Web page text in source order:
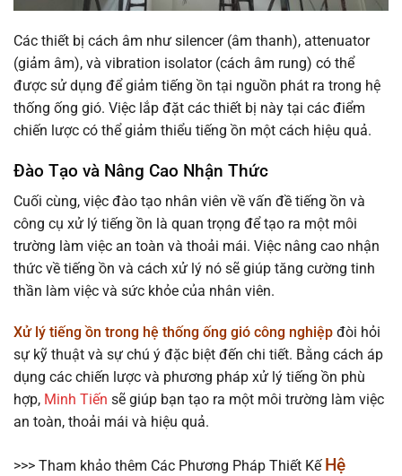
Các thiết bị cách âm như silencer (âm thanh), attenuator
(giảm âm), và vibration isolator (cách âm rung) có thể
được sử dụng để giảm tiếng ồn tại nguồn phát ra trong hệ
thống ống gió. Việc lắp đặt các thiết bị này tại các điểm
chiến lược có thể giảm thiểu tiếng ồn một cách hiệu quả.
Đào Tạo và Nâng Cao Nhận Thức
Cuối cùng, việc đào tạo nhân viên về vấn đề tiếng ồn và
công cụ xử lý tiếng ồn là quan trọng để tạo ra một môi
trường làm việc an toàn và thoải mái. Việc nâng cao nhận
thức về tiếng ồn và cách xử lý nó sẽ giúp tăng cường tinh
thần làm việc và sức khỏe của nhân viên.
Xử lý tiếng ồn trong hệ thống ống gió công nghiệp đòi hỏi
sự kỹ thuật và sự chú ý đặc biệt đến chi tiết. Bằng cách áp
dụng các chiến lược và phương pháp xử lý tiếng ồn phù
hợp, Minh Tiến sẽ giúp bạn tạo ra một môi trường làm việc
an toàn, thoải mái và hiệu quả.
>>> Tham khảo thêm Các Phương Pháp Thiết Kế Hệ